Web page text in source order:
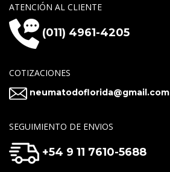
ATENCIÓN AL CLIENTE
(011) 4961-4205
COTIZACIONES
neumatodoflorida@gmail.com
SEGUIMIENTO DE ENVIOS
+54 9 11 7610-5688